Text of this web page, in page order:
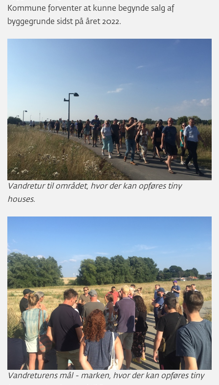
Kommune forventer at kunne begynde salg af
byggegrunde sidst på året 2022.
Vandretur til området, hvor der kan opføres tiny
houses.
Vandreturens mål - marken, hvor der kan opføres tiny